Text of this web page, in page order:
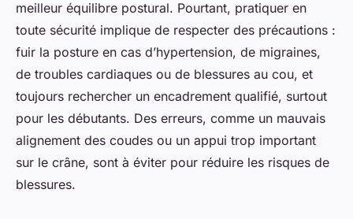
meilleur équilibre postural. Pourtant, pratiquer en
toute sécurité implique de respecter des précautions :
fuir la posture en cas d’hypertension, de migraines,
de troubles cardiaques ou de blessures au cou, et
toujours rechercher un encadrement qualifié, surtout
pour les débutants. Des erreurs, comme un mauvais
alignement des coudes ou un appui trop important
sur le crâne, sont à éviter pour réduire les risques de
blessures.